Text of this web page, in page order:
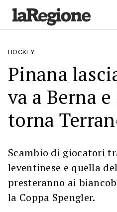
HOCKEY
Pinana
va a Berna
torna
Scambio di giocatori
leventinese e quella
presteranno ai
la Coppa Spengler.